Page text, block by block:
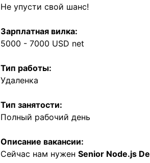
Не упусти свой шанс!
Зарплатная вилка:
5000 - 7000 USD net
Тип работы:
Удаленка
Тип занятости:
Полный рабочий день
Описание вакансии:
Сейчас нам нужен Senior Node.js